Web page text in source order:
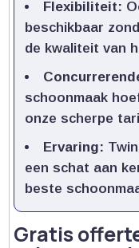
Flexibiliteit:
beschikbaar
de kwaliteit van
schoonmaak
onze scherpe
Ervaring:
een schat aan
beste
Gratis